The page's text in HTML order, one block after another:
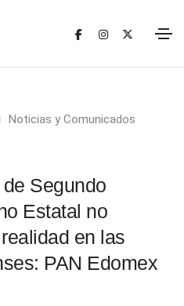
Noticias y Comunicados
Segundo
Estatal no
en las
PAN Edomex